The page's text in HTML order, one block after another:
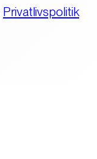
Privatlivspolitik